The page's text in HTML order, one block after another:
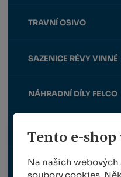
Tento e-
Na našich
TRAVNÍ OSIVO
SAZENICE RÉVY VINNÉ
NÁHRADNÍ DÍLY FELCO
NÁHRADNÍ DÍLY BERGER
OCHRANNÉ